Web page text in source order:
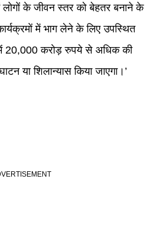
के जीवन स्तर को बेहतर बनाने के
में भाग लेने के लिए उपस्थित
में 20,000 करोड़ रुपये से अधिक की
या शिलान्यास किया जाएगा।’